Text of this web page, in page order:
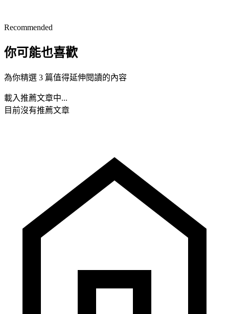
Recommended
你可能也喜歡
為你精選 3 篇值得延伸閱讀的內容
載入推薦文章中...
目前沒有推薦文章